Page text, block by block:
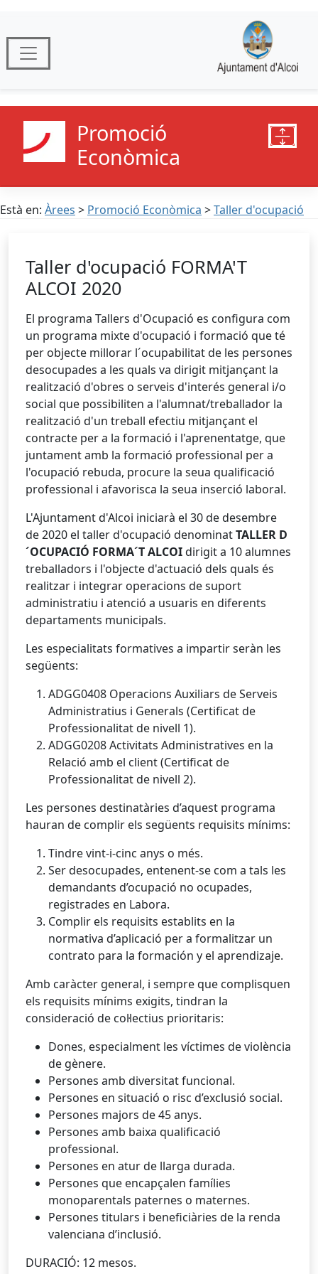
Promoció
Econòmica
Està en: Àrees > Promoció Econòmica >Taller d'ocupació
Taller d'ocupació FORMA'T
ALCOI 2020
El programa Tallers d'Ocupació es configura com
un programa mixte d'ocupació i formació que té
per objecte millorar l´ocupabilitat de les persones
desocupades a les quals va dirigit mitjançant la
realització d'obres o serveis d'interés general i/o
social que possibiliten a l'alumnat/treballador la
realització d'un treball efectiu mitjançant el
contracte per a la formació i l'aprenentatge, que
juntament amb la formació professional per a
l'ocupació rebuda, procure la seua qualificació
professional i afavorisca la seua inserció laboral.
L'Ajuntament d'Alcoi iniciarà el 30 de desembre
de 2020 el taller d'ocupació denominatTALLER D
´OCUPACIÓ FORMA´T ALCOIdirigit a 10 alumnes
treballadors i l'objecte d'actuació dels quals és
realitzar i integrar operacions de suport
administratiu i atenció a usuaris en diferents
departaments municipals.
Les especialitats formatives a impartir seràn les
següents:
ADGG0408 Operacions Auxiliars de Serveis
Administratius i Generals (Certificat de
Professionalitat de nivell 1).
ADGG0208 Activitats Administratives en la
Relació amb el client (Certificat de
Professionalitat de nivell 2).
Les persones destinatàries d’aquest programa
hauran de complir els següents requisits mínims:
Tindre vint-i-cinc anys o més.
Ser desocupades, entenent-se com a tals les
demandants d’ocupació no ocupades,
registrades en Labora.
Complir els requisits establits en la
normativa d’aplicació per a formalitzar un
contrato para la formación y el aprendizaje.
Amb caràcter general, i sempre que complisquen
els requisits mínims exigits, tindran la
consideració de col·lectius prioritaris:
Dones, especialment les víctimes de violència
de gènere.
Persones amb diversitat funcional.
Persones en situació o risc d’exclusió social.
Persones majors de 45 anys.
Persones amb baixa qualificació
professional.
Persones en atur de llarga durada.
Persones que encapçalen famílies
monoparentals paternes o maternes.
Persones titulars i beneficiàries de la renda
valenciana d’inclusió.
DURACIÓ: 12 mesos.